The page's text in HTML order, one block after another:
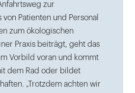
zur
von Patienten und Personal
zum ökologischen
Praxis beiträgt, geht das
Vorbild voran und kommt
dem Rad oder bildet
„Trotzdem achten wir